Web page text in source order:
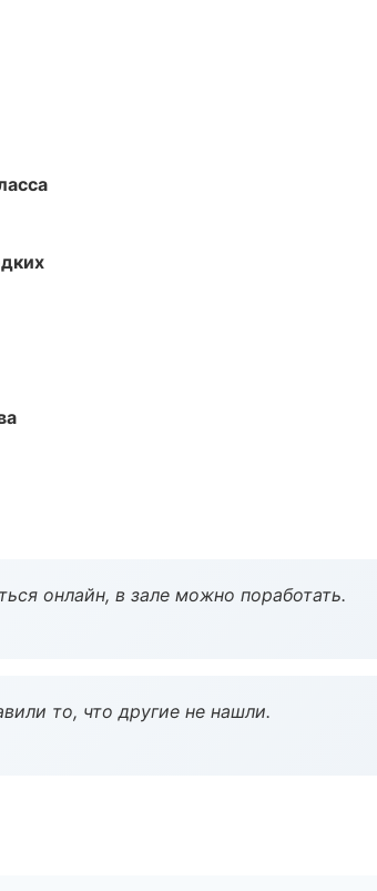
онлайн, в зале можно поработать.
то, что другие не нашли.